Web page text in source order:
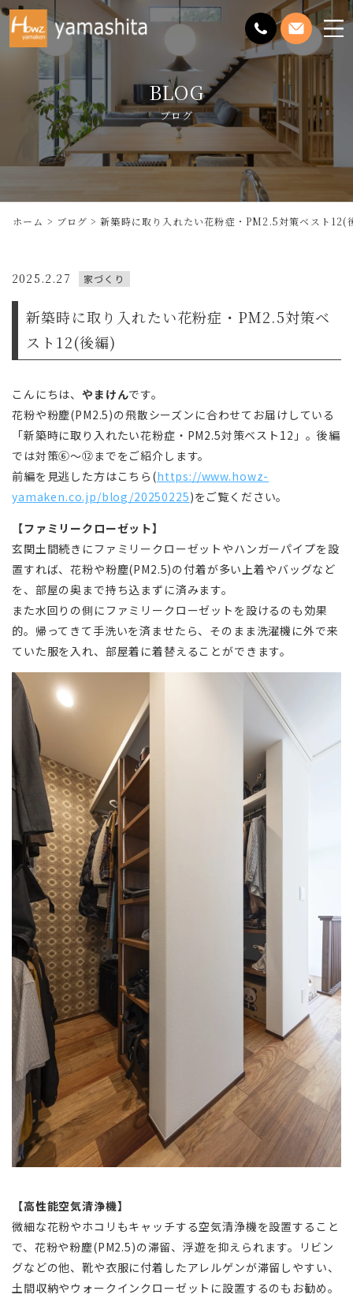
メ
ニ
を
開
く
BLOG
ブログ
ホーム ブログ 新築時に取り入れたい花粉症・PM2.5対策ベスト12(
2025.2.27 家づくり
新築時に取り入れたい花粉症・PM2.5対策ベ
スト12(後編)
こんにちは、やまけんです。
花粉や粉塵(PM2.5)の飛散シーズンに合わせてお届けしている
「新築時に取り入れたい花粉症・PM2.5対策ベスト12」。後編
では対策⑥～⑫までをご紹介します。
前編を見逃した方はこちら(https://www.howz-
yamaken.co.jp/blog/20250225)をご覧ください。
【ファミリークローゼット】
玄関土間続きにファミリークローゼットやハンガーパイプを設
置すれば、花粉や粉塵(PM2.5)の付着が多い上着やバッグなど
を、部屋の奥まで持ち込まずに済みます。
また水回りの側にファミリークローゼットを設けるのも効果
的。帰ってきて手洗いを済ませたら、そのまま洗濯機に外で来
ていた服を入れ、部屋着に着替えることができます。
【高性能空気清浄機】
微細な花粉やホコリもキャッチする空気清浄機を設置すること
で、花粉や粉塵(PM2.5)の滞留、浮遊を抑えられます。リビン
グなどの他、靴や衣服に付着したアレルゲンが滞留しやすい、
土間収納やウォークインクローゼットに設置するのもお勧め。